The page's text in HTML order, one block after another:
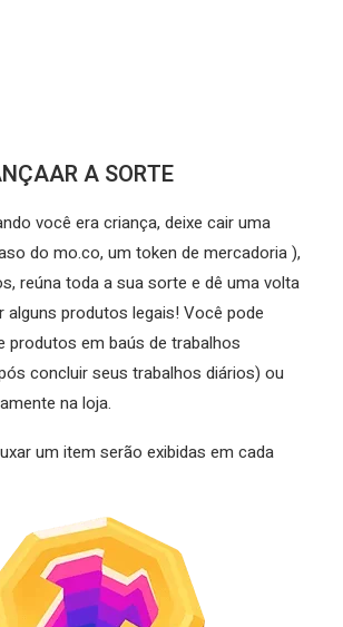
A SORTE
você era criança, deixe cair uma
do mo.co, um token de mercadoria ),
reúna toda a sua sorte e dê uma volta
alguns produtos legais! Você pode
produtos em baús de trabalhos
concluir seus trabalhos diários) ou
na loja.
um item serão exibidas em cada